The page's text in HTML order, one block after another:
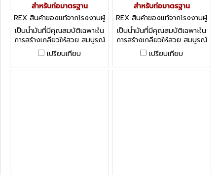
สำหรับท่อมาตรฐาน
REX สินค้าของแท้จากโรงงานผู้
ผลิต 186610 (246-R)
เป็นน้ำมันที่มีคุณสมบัติเฉพาะใน
การสร้างเกลียวให้สวย สมบูรณ์
ได้มาตรฐาน ลดการสึกหรอของ
ฟัน เหมาะสำหรับการหล่อลื่นและ
ระบายความร้อน
เปรียบเทียบ
สำหรับท่อมาตรฐาน
REX สินค้าของแท้จากโรงงานผู้
ผลิต 186611 (246-R)
เป็นน้ำมันที่มีคุณสมบัติเฉพาะใน
การสร้างเกลียวให้สวย สมบูรณ์
ได้มาตรฐาน ลดการสึกหรอของ
ฟัน เหมาะสำหรับการหล่อลื่นและ
ระบายความร้อน
เปรียบเทียบ